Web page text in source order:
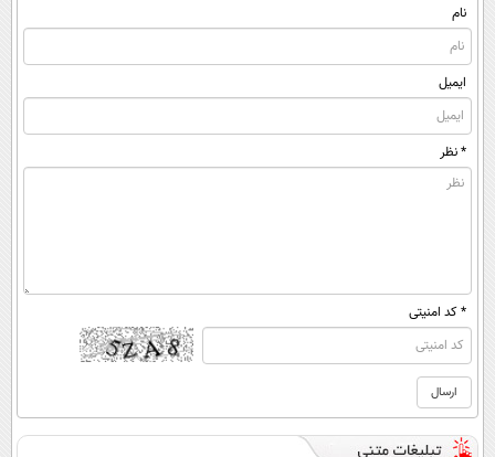
نام
ایمیل
* نظر
* کد امنیتی